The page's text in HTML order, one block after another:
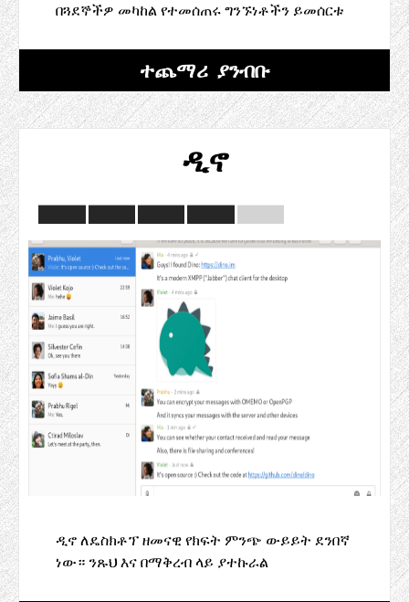
በጓደኞችዎ መካከል የተመሰጠሩ ግንኙነቶችን ይመሰርቱ
ተጨማሪ ያንብቡ
ዲኖ
ዲኖ ለዴስክቶፕ ዘመናዊ የክፍት ምንጭ ውይይት ደንበኛ
ነው። ንጹህ እና በማቅረብ ላይ ያተኩራል